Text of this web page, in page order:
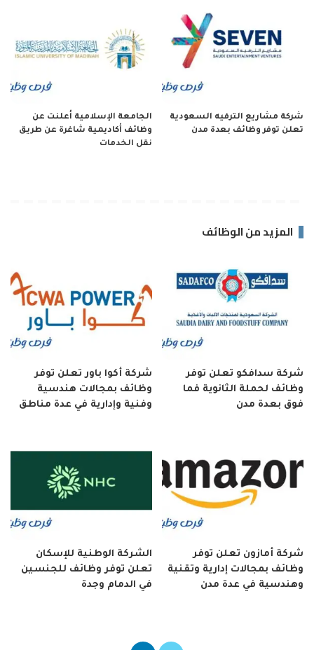
شركة مشاريع الترفيه السعودية
تعلن توفر وظائف بعدة مدن
الجامعة الإسلامية أعلنت عن
وظائف أكاديمية شاغرة عن طريق
نقل الخدمات
المزيد من الوظائف
شركة سدافكو تعلن توفر
وظائف لحملة الثانوية فما
فوق بعدة مدن
شركة أكوا باور تعلن توفر
وظائف بمجالات هندسية
وفنية وإدارية في عدة مناطق
شركة أمازون تعلن توفر
وظائف بمجالات إدارية وتقنية
وهندسية في عدة مدن
الشركة الوطنية للإسكان
تعلن توفر وظائف للجنسين
في الدمام وجدة